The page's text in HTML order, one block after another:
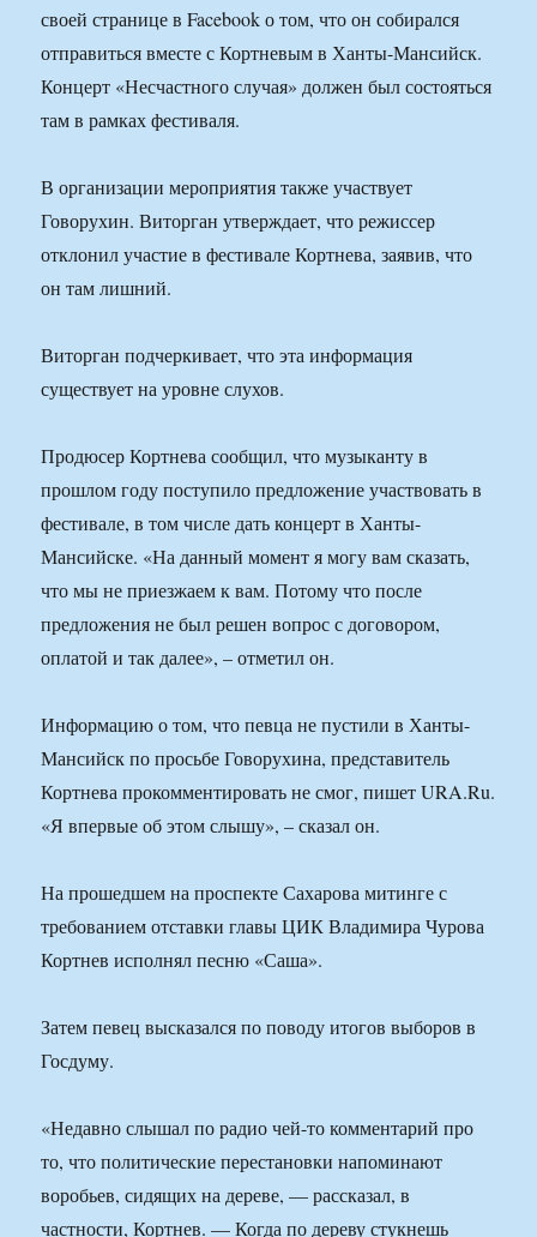
своей странице в Facebook о том, что он собирался
отправиться вместе с Кортневым в Ханты-Мансийск.
Концерт «Несчастного случая» должен был состояться
там в рамках фестиваля.
В организации мероприятия также участвует
Говорухин. Виторган утверждает, что режиссер
отклонил участие в фестивале Кортнева, заявив, что
он там лишний.
Виторган подчеркивает, что эта информация
существует на уровне слухов.
Продюсер Кортнева сообщил, что музыканту в
прошлом году поступило предложение участвовать в
фестивале, в том числе дать концерт в Ханты-
Мансийске. «На данный момент я могу вам сказать,
что мы не приезжаем к вам. Потому что после
предложения не был решен вопрос с договором,
оплатой и так далее», – отметил он.
Информацию о том, что певца не пустили в Ханты-
Мансийск по просьбе Говорухина, представитель
Кортнева прокомментировать не смог, пишет URA.Ru.
«Я впервые об этом слышу», – сказал он.
На прошедшем на проспекте Сахарова митинге с
требованием отставки главы ЦИК Владимира Чурова
Кортнев исполнял песню «Саша».
Затем певец высказался по поводу итогов выборов в
Госдуму.
«Недавно слышал по радио чей-то комментарий про
то, что политические перестановки напоминают
воробьев, сидящих на дереве, — рассказал, в
частности, Кортнев. — Когда по дереву стукнешь